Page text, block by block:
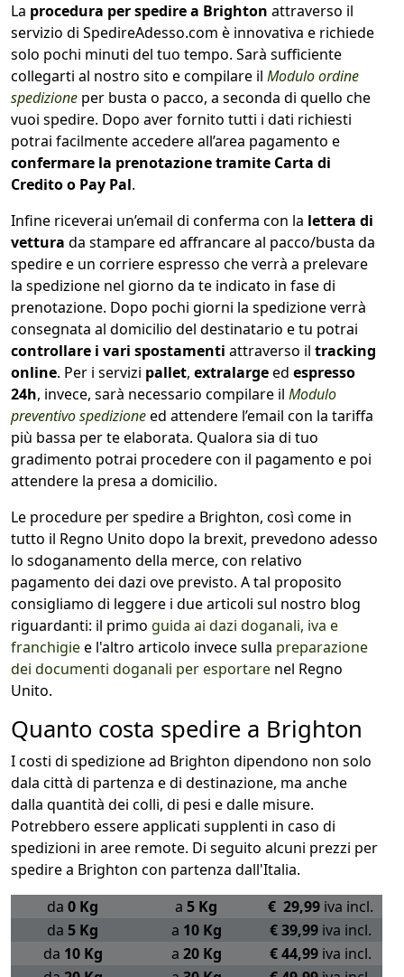
La procedura per spedire a Brighton attraverso il
servizio di SpedireAdesso.com è innovativa e richiede
solo pochi minuti del tuo tempo. Sarà sufficiente
collegarti al nostro sito e compilare il Modulo ordine
spedizione per busta o pacco, a seconda di quello che
vuoi spedire. Dopo aver fornito tutti i dati richiesti
potrai facilmente accedere all’area pagamento e
confermare la prenotazione tramite Carta di
Credito o Pay Pal.
Infine riceverai un’email di conferma con la lettera di
vettura da stampare ed affrancare al pacco/busta da
spedire e un corriere espresso che verrà a prelevare
la spedizione nel giorno da te indicato in fase di
prenotazione. Dopo pochi giorni la spedizione verrà
consegnata al domicilio del destinatario e tu potrai
controllare i vari spostamenti attraverso il tracking
online. Per i servizi pallet, extralargeed espresso
24h, invece, sarà necessario compilare il Modulo
preventivo spedizioneed attendere l’email con la tariffa
più bassa per te elaborata. Qualora sia di tuo
gradimento potrai procedere con il pagamento e poi
attendere la presa a domicilio.
Le procedure per spedire a Brighton, così come in
tutto il Regno Unito dopo la brexit, prevedono adesso
lo sdoganamento della merce, con relativo
pagamento dei dazi ove previsto. A tal proposito
consigliamo di leggere i due articoli sul nostro blog
riguardanti: il primo guida ai dazi doganali, iva e
franchigiee l'altro articolo invece sulla preparazione
dei documenti doganali per esportare nel Regno
Unito.
Quanto costa spedire a Brighton
I costi di spedizione ad Brighton dipendono non solo
dala città di partenza e di destinazione, ma anche
dalla quantità dei colli, di pesi e dalle misure.
Potrebbero essere applicati supplenti in caso di
spedizioni in aree remote. Di seguito alcuni prezzi per
spedire a Brighton con partenza dall'Italia.
da 0 Kg a 5 Kg € 29,99iva incl.
da 5 Kg a 10 Kg € 39,99 iva incl.
da 10 Kg a 20 Kg € 44,99iva incl.